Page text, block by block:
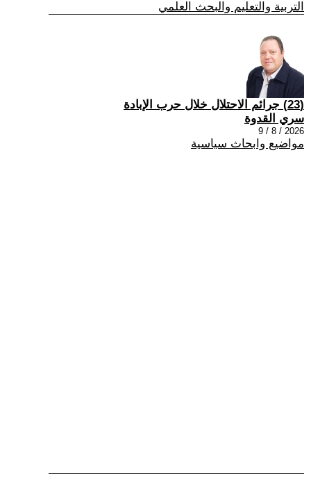
التربية والتعليم والبحث العلمي
(23) جرائم الاحتلال خلال حرب الإبادة
سري القدوة
2026 / 8 / 9
مواضيع وابحاث سياسية